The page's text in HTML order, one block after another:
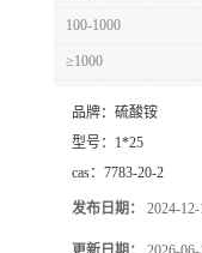
100-1000
≥1000
品牌： 硫酸铵
型号： 1*25
cas： 7783-20-2
发布日期： 2024-12-